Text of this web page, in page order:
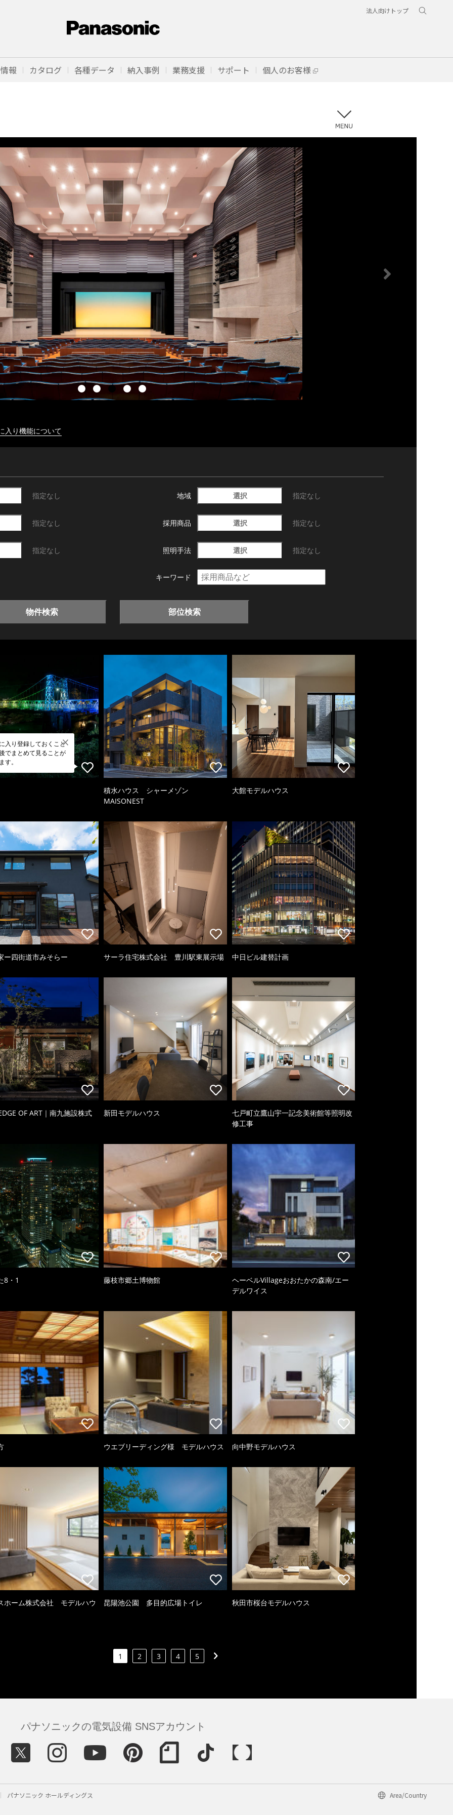
法人向けトップ
報 カタログ 各種データ 納入事例 業務支援 サポート 個人のお客様
入り機能について
指定なし 地域 選択 指定なし
指定なし 採用商品 選択 指定なし
指定なし 照明手法 選択 指定なし
キーワード
物件検索 部位検索
入り登録しておくこと
でまとめて見ることが
す。
積水ハウス シャーメゾン
MAISONEST
大館モデルハウス
ー四街道市みそらー サーラ住宅株式会社 豊川駅東展示場 中日ビル建替計画
OF ART｜南九施設株式 新田モデルハウス
七戸町立鷹山宇一記念美術館等照明改
修工事
8・1 藤枝市郷土博物館
ヘーベルVillageおおたかの森南/エー
デルワイス
ウエブリーディング様 モデルハウス 向中野モデルハウス
ホーム株式会社 モデルハウ 昆陽池公園 多目的広場トイレ 秋田市桜台モデルハウス
1 2 3 4 5
パナソニックの電気設備 SNSアカウント
パナソニック ホールディングス Area/Country